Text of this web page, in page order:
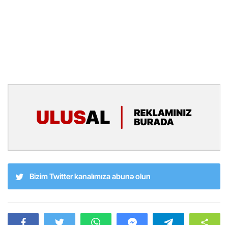
Bizim Twitter kanalımıza abunə olun